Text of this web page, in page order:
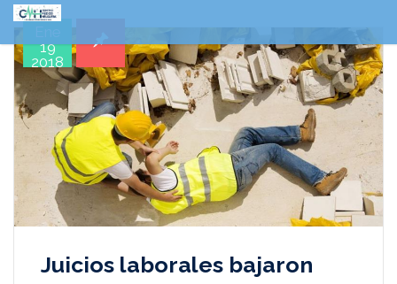
19
2018
Juicios laborales bajaron